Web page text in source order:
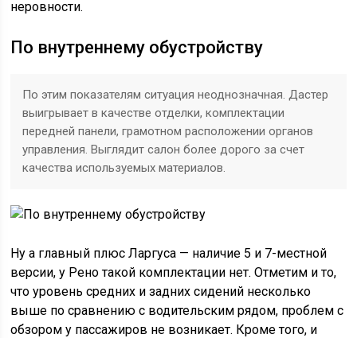
неровности.
По внутреннему обустройству
По этим показателям ситуация неоднозначная. Дастер
выигрывает в качестве отделки, комплектации
передней панели, грамотном расположении органов
управления. Выглядит салон более дорого за счет
качества используемых материалов.
Ну а главный плюс Ларгуса — наличие 5 и 7-местной
версии, у Рено такой комплектации нет. Отметим и то,
что уровень средних и задних сидений несколько
выше по сравнению с водительским рядом, проблем с
обзором у пассажиров не возникает. Кроме того, и